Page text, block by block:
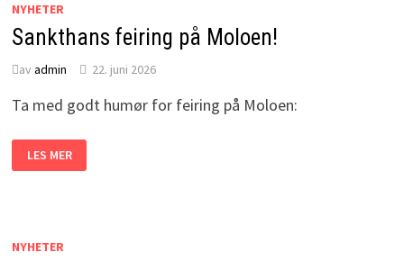
NYHETER
Sankthans feiring på Moloen!
av admin 22. juni 2026
Ta med godt humør for feiring på Moloen:
SANKTHANS
FEIRING
PÅ
LES MER
NYHETER